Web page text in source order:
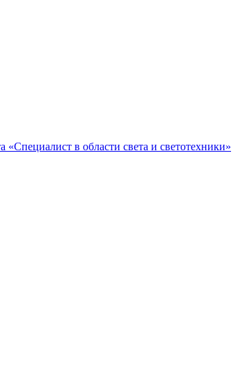
«Специалист в области света и светотехники»